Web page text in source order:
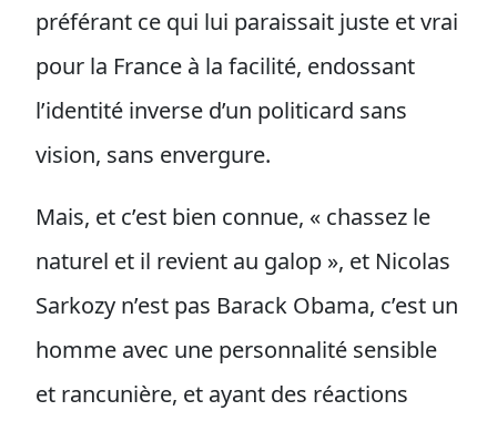
préférant ce qui lui paraissait juste et vrai
pour la France à la facilité, endossant
l’identité inverse d’un politicard sans
vision, sans envergure.
Mais, et c’est bien connue, « chassez le
naturel et il revient au galop », et Nicolas
Sarkozy n’est pas Barack Obama, c’est un
homme avec une personnalité sensible
et rancunière, et ayant des réactions